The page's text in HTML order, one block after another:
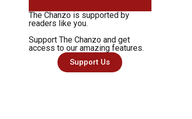
The Chanzo is supported by
readers like you.
Support The Chanzo and get
access to our amazing features.
Support Us